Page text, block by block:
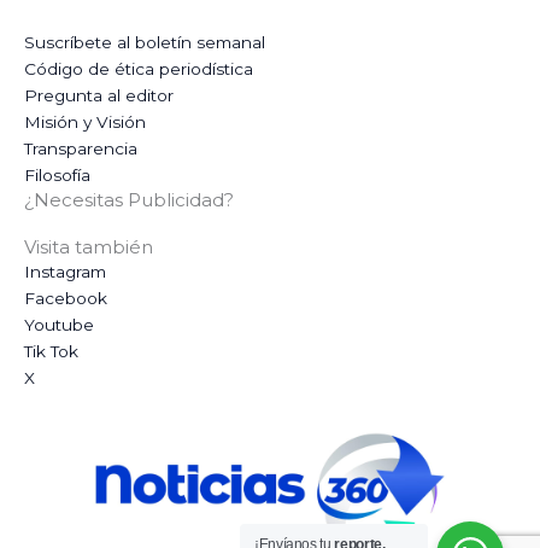
Suscríbete al boletín semanal
Código de ética periodística
Pregunta al editor
Misión y Visión
Transparencia
Filosofía
¿Necesitas Publicidad?
Visita también
Instagram
Facebook
Youtube
Tik Tok
X
¡Envíanos tureporte,